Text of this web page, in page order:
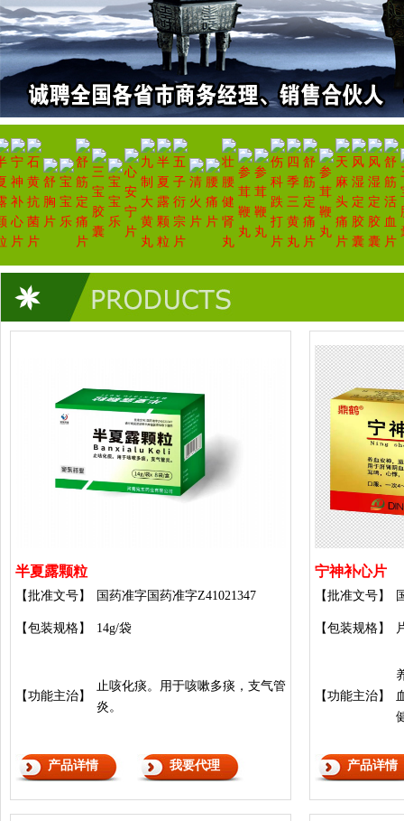
半夏露颗粒
【批准文号】 国药准字国药准字Z41021347
【包装规格】 14g/袋
【功能主治】
止咳化痰。用于咳嗽多痰，支气管
炎。
产品详情 我要代理
宁神补心片
【批准文号】
【包装规格】
【功能主治】
产品详情